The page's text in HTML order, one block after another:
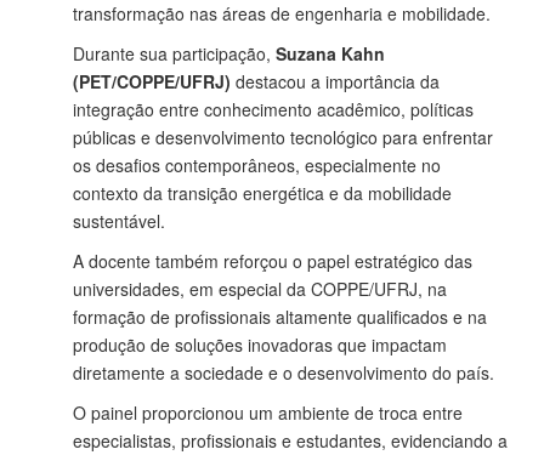
transformação nas áreas de engenharia e mobilidade.
Durante sua participação, Suzana Kahn
(PET/COPPE/UFRJ) destacou a importância da
integração entre conhecimento acadêmico, políticas
públicas e desenvolvimento tecnológico para enfrentar
os desafios contemporâneos, especialmente no
contexto da transição energética e da mobilidade
sustentável.
A docente também reforçou o papel estratégico das
universidades, em especial da COPPE/UFRJ, na
formação de profissionais altamente qualificados e na
produção de soluções inovadoras que impactam
diretamente a sociedade e o desenvolvimento do país.
O painel proporcionou um ambiente de troca entre
especialistas, profissionais e estudantes, evidenciando a